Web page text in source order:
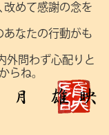
改めて感謝の念を
あなたの行動がも
外問わず心配りと
らね。